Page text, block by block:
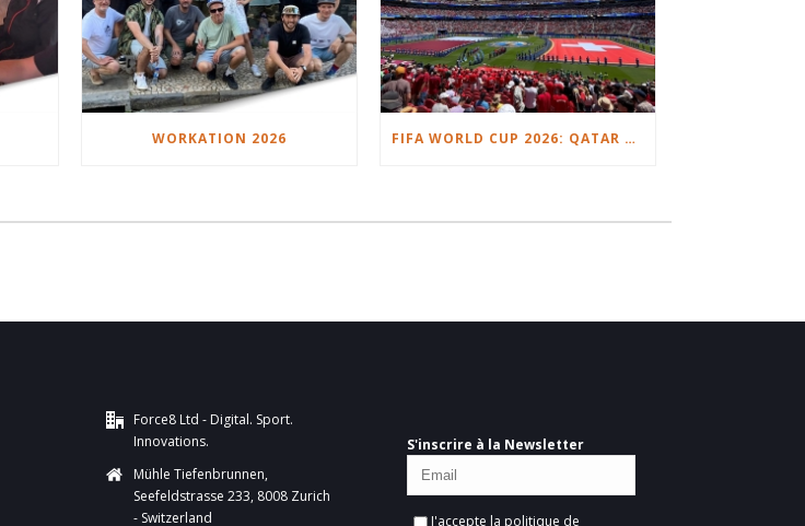
WORKATION 2026 FIFA WORLD CUP 2026: QATAR VS. SWITZERLAND
Force8 Ltd - Digital. Sport.
Innovations.
Mühle Tiefenbrunnen,
Seefeldstrasse 233, 8008 Zurich
- Switzerland
S'inscrire à la Newsletter
J'accepte la politique de